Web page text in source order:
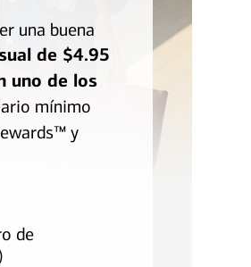
una buena
de $4.95
uno de los
mínimo
y
de